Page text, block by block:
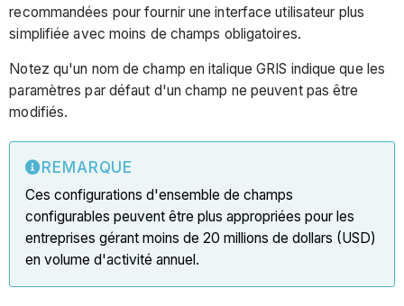
recommandées pour fournir une interface utilisateur plus
simplifiée avec moins de champs obligatoires.
Notez qu'un nom de champ en italique GRIS indique que les
paramètres par défaut d'un champ ne peuvent pas être
modifiés.
REMARQUE
Ces configurations d'ensemble de champs
configurables peuvent être plus appropriées pour les
entreprises gérant moins de 20 millions de dollars (USD)
en volume d'activité annuel.